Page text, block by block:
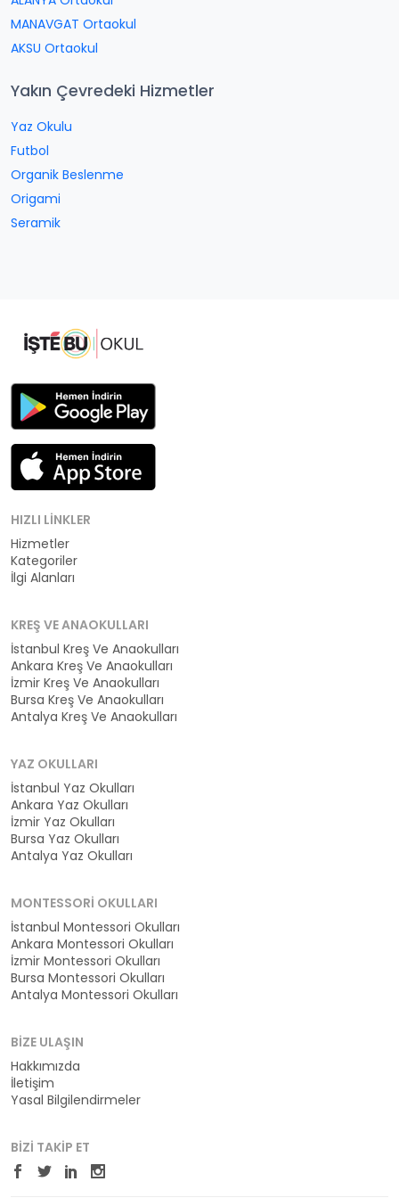
MANAVGAT Ortaokul
AKSU Ortaokul
Yakın Çevredeki Hizmetler
Yaz Okulu
Futbol
Organik Beslenme
Origami
Seramik
HIZLI LINKLER
Hizmetler
Kategoriler
İlgi Alanları
KREŞ VE ANAOKULLARI
İstanbul Kreş Ve Anaokulları
Ankara Kreş Ve Anaokulları
İzmir Kreş Ve Anaokulları
Bursa Kreş Ve Anaokulları
Antalya Kreş Ve Anaokulları
YAZ OKULLARI
İstanbul Yaz Okulları
Ankara Yaz Okulları
İzmir Yaz Okulları
Bursa Yaz Okulları
Antalya Yaz Okulları
MONTESSORI OKULLARI
İstanbul Montessori Okulları
Ankara Montessori Okulları
İzmir Montessori Okulları
Bursa Montessori Okulları
Antalya Montessori Okulları
BIZE ULAŞIN
Hakkımızda
İletişim
Yasal Bilgilendirmeler
BIZI TAKIP ET